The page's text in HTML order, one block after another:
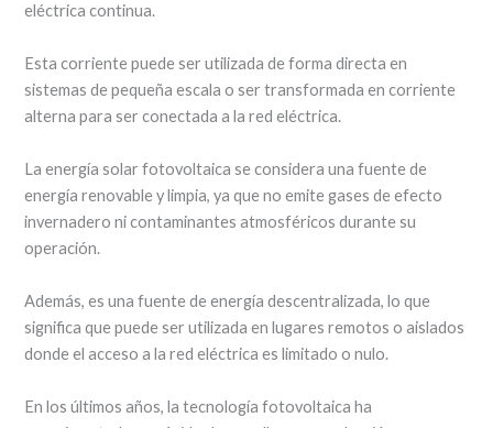
eléctrica continua.
Esta corriente puede ser utilizada de forma directa en
sistemas de pequeña escala o ser transformada en corriente
alterna para ser conectada a la red eléctrica.
La energía solar fotovoltaica se considera una fuente de
energía renovable y limpia, ya que no emite gases de efecto
invernadero ni contaminantes atmosféricos durante su
operación.
Además, es una fuente de energía descentralizada, lo que
significa que puede ser utilizada en lugares remotos o aislados
donde el acceso a la red eléctrica es limitado o nulo.
En los últimos años, la tecnología fotovoltaica ha